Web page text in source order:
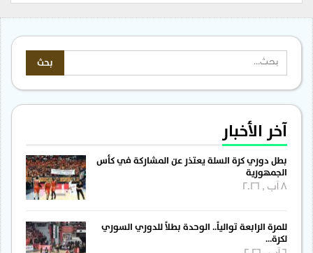
آخر الأخبار
بطل دوري كرة السلة يعتذر عن المشاركة في كأس
الجمهورية
للمرة الرابعة توالياً.. الوحدة بطلاً للدوري السوري
لكرة…